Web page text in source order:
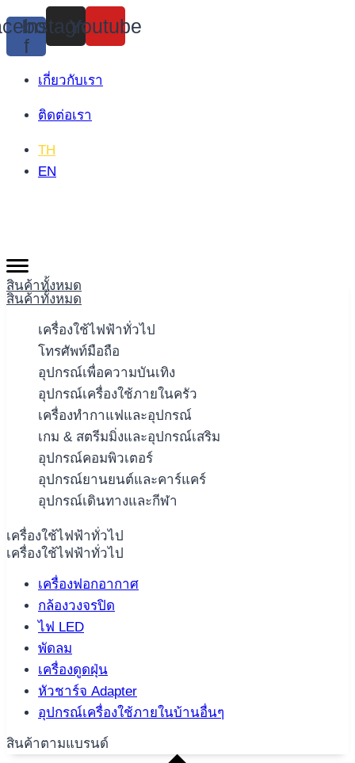
Skip
to
content
f
Instagram
Youtube
เกี่ยวกับเรา
ติดต่อเรา
TH
EN
สินค้าทั้งหมด
สินค้าทั้งหมด
เครื่องใช้ไฟฟ้าทั่วไป
โทรศัพท์มือถือ
อุปกรณ์เพื่อความบันเทิง
อุปกรณ์เครื่องใช้ภายในครัว
เครื่องทำกาแฟและอุปกรณ์
เกม & สตรีมมิ่งและอุปกรณ์เสริม
อุปกรณ์คอมพิวเตอร์
อุปกรณ์ยานยนต์และคาร์แคร์
อุปกรณ์เดินทางและกีฬา
เครื่องใช้ไฟฟ้าทั่วไป
เครื่องใช้ไฟฟ้าทั่วไป
เครื่องฟอกอากาศ
กล้องวงจรปิด
ไฟ LED
พัดลม
เครื่องดูดฝุ่น
หัวชาร์จ Adapter
อุปกรณ์เครื่องใช้ภายในบ้านอื่นๆ
สินค้าตามแบรนด์